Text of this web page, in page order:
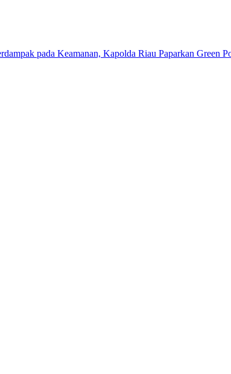
pada Keamanan, Kapolda Riau Paparkan Green